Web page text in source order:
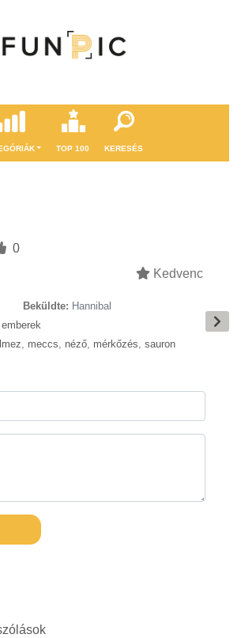
TOP 100 KERESÉS
0
Kedvenc
Beküldte: Hannibal
emberek
, meccs, néző, mérkőzés, sauron